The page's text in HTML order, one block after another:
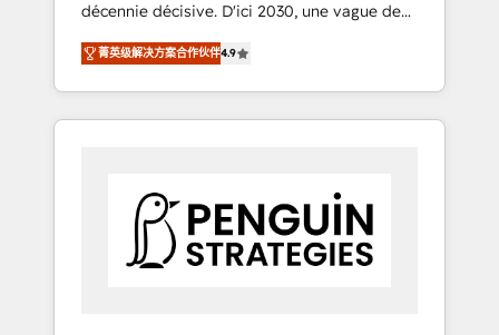
embedded consulting, strategy,
development, and project management. We
have 100% US-based, FTE team members.
We offer project-based and managed
services engagements that include new
extensibility, custom development, and
ongoing RevOps support.
décennie décisive. D'ici 2030, une vague de
consolidation va recomposer le marché.
Seules survivront les entreprises qui auront
réussi leur transformation. Le problème ?
58% des dirigeants savent que l'IA est vitale
leurs données. C'est le paradoxe français :
conscience totale, action nulle. La solution
s'appelle l'Entreprise Augmentée. Ce n'est pas
菁英级解决方案合作伙伴4.9